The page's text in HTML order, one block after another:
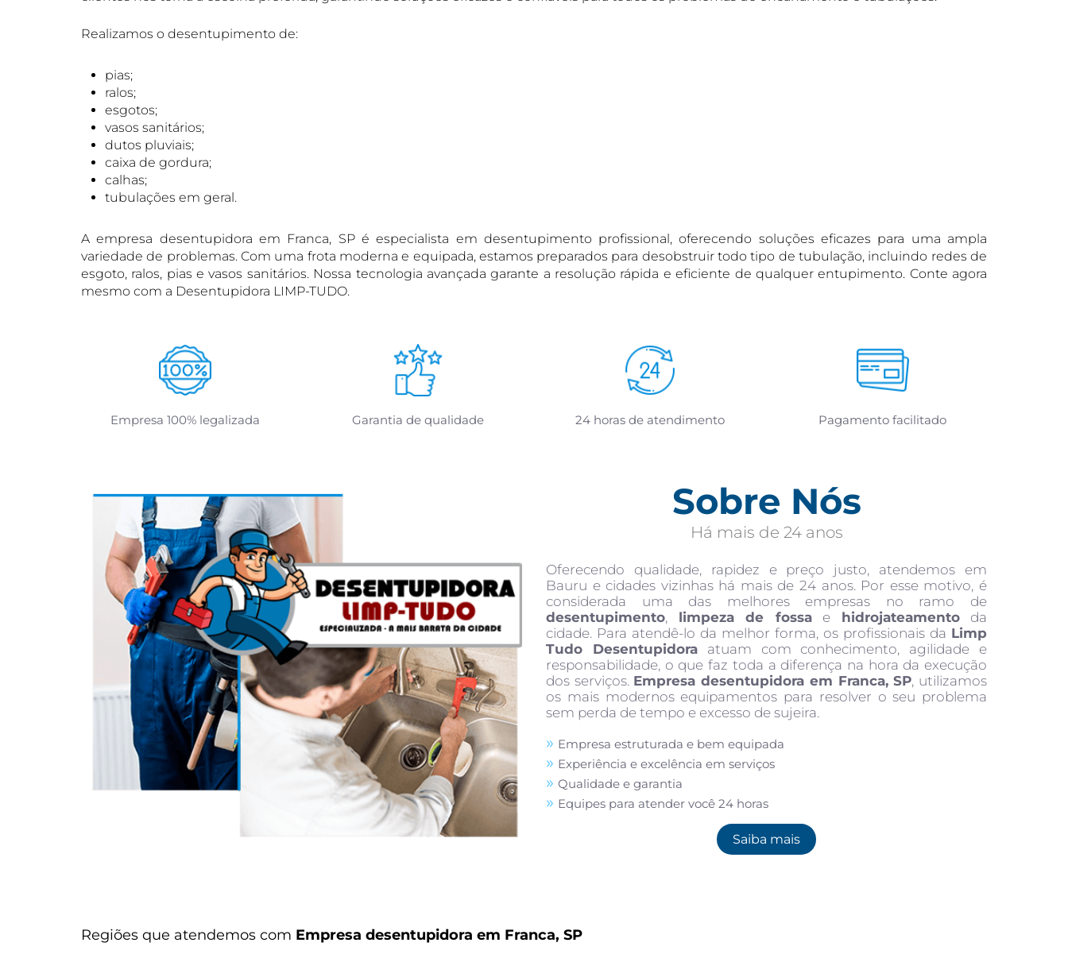
Realizamos o desentupimento de:
pias;
ralos;
esgotos;
vasos sanitários;
dutos pluviais;
caixa de gordura;
calhas;
tubulações em geral.
A empresa desentupidora em Franca, SP é especialista em desentupimento profissional, oferecendo soluções eficazes para uma ampla
variedade de problemas. Com uma frota moderna e equipada, estamos preparados para desobstruir todo tipo de tubulação, incluindo redes de
esgoto, ralos, pias e vasos sanitários. Nossa tecnologia avançada garante a resolução rápida e eficiente de qualquer entupimento. Conte agora
mesmo com a Desentupidora LIMP-TUDO.
Empresa 100% legalizada Garantia de qualidade 24 horas de atendimento Pagamento facilitado
Sobre Nós
Há mais de 24 anos
Oferecendo qualidade, rapidez e preço justo, atendemos em
Bauru e cidades vizinhas há mais de 24 anos. Por esse motivo, é
considerada uma das melhores empresas no ramo de
desentupimento, limpeza de fossae hidrojateamentoda
cidade. Para atendê-lo da melhor forma, os profissionais da Limp
Tudo Desentupidoraatuam com conhecimento, agilidade e
responsabilidade, o que faz toda a diferença na hora da execução
dos serviços. Empresa desentupidora em Franca, SP, utilizamos
os mais modernos equipamentos para resolver o seu problema
sem perda de tempo e excesso de sujeira.
Empresa estruturada e bem equipada
Experiência e excelência em serviços
Qualidade e garantia
Equipes para atender você 24 horas
Saiba mais
Regiões que atendemos com Empresa desentupidora em Franca, SP